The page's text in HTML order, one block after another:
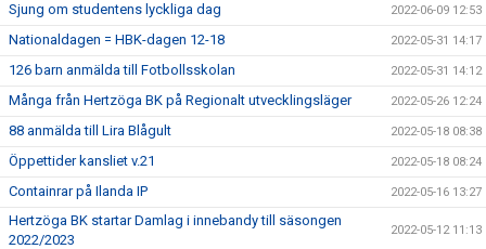
Sjung om studentens lyckliga dag 2022-06-09 12:53
Nationaldagen = HBK-dagen 12-18 2022-05-31 14:17
126 barn anmälda till Fotbollsskolan 2022-05-31 14:12
Många från Hertzöga BK på Regionalt utvecklingsläger 2022-05-26 12:24
88 anmälda till Lira Blågult 2022-05-18 08:38
Öppettider kansliet v.21 2022-05-18 08:24
Containrar på Ilanda IP 2022-05-16 13:27
Hertzöga BK startar Damlag i innebandy till säsongen
2022/2023
2022-05-12 11:13